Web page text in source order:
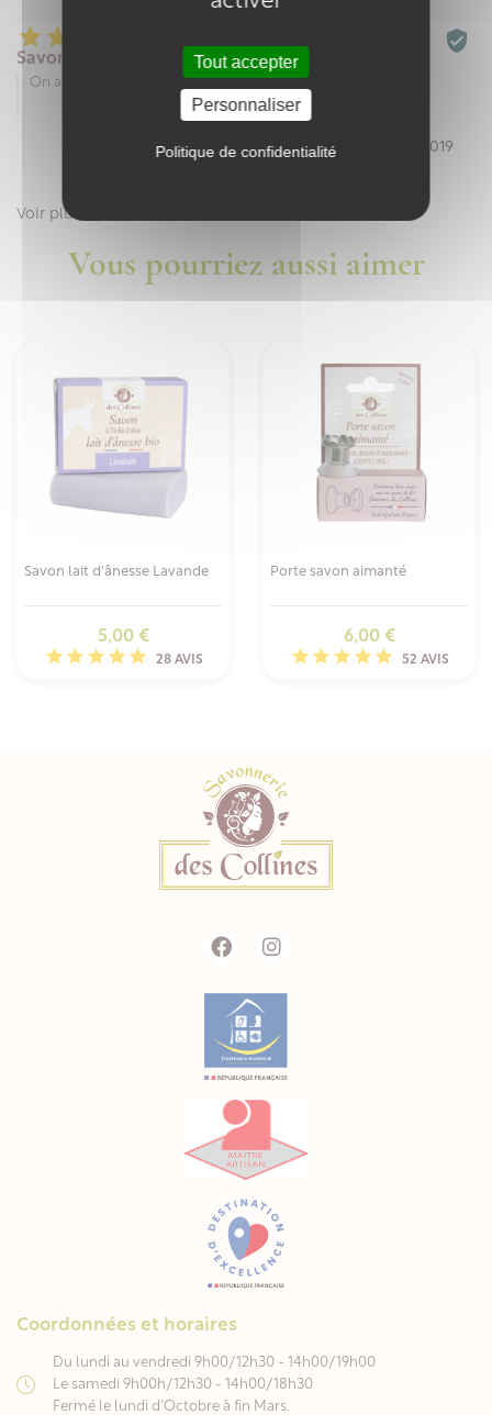
Tout accepter
Personnaliser
Politique de confidentialité

Savon
On adore

Par Kristel R. le 27/11/2019
Voir plus
Vous pourriez aussi aimer
Savon lait d'ânesse Lavande
Prix
5,00 €
28 AVIS
Porte savon aimanté
Prix
6,00 €
52 AVIS
Coordonnées et horaires
Du lundi au vendredi 9h00/12h30 - 14h00/19h00
Le samedi 9h00h/12h30 - 14h00/18h30
Fermé le lundi d'Octobre à fin Mars.